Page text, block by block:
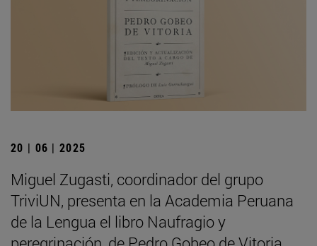
20 | 06 | 2025
Miguel Zugasti, coordinador del grupo
TriviUN, presenta en la Academia Peruana
de la Lengua el libro Naufragio y